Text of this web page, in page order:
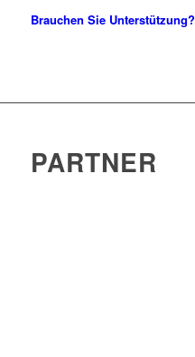
Brauchen Sie Unterstützung?
PARTNER